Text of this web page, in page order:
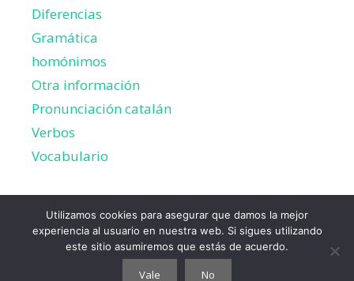
Diferencias
Gramática
homónimos
Otra información
Pronunciación catalán
Verbos
Vocabulario
Sobre la página Política de privacidad
Utilizamos cookies para asegurar que damos la mejor
experiencia al usuario en nuestra web. Si sigues utilizando
este sitio asumiremos que estás de acuerdo.
Vale No